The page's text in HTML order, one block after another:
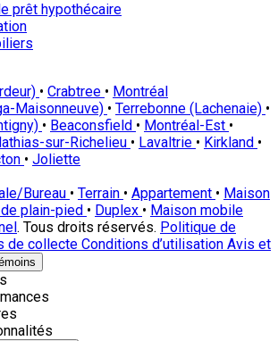
prêt hypothécaire
• Crabtree • Montréal
Maisonneuve) • Terrebonne (Lachenaie) •
• Beaconsfield • Montréal-Est •
sur-Richelieu • Lavaltrie • Kirkland •
• Joliette
Bureau • Terrain • Appartement • Maison
plain-pied • Duplex • Maison mobile
. Tous droits réservés. Politique de
de collecte Conditions d’utilisation Avis et